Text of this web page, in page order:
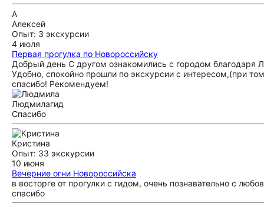
А
Алексей
Опыт: 3 экскурсии
4 июля
Первая прогулка по Новороссийску
Добрый день С другом ознакомились с городом
Удобно, спокойно прошли по экскурсии с интересом,(при
спасибо! Рекомендуем!
Людмилагид
Спасибо
Кристина
Опыт: 33 экскурсии
10 июня
Вечерние огни Новороссийска
в восторге от прогулки с гидом, очень познавательно с
спасибо